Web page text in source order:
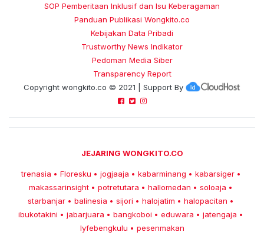
SOP Pemberitaan Inklusif dan Isu Keberagaman
Panduan Publikasi Wongkito.co
Kebijakan Data Pribadi
Trustworthy News Indikator
Pedoman Media Siber
Transparency Report
Copyright wongkito.co © 2021 | Support By
JEJARING WONGKITO.CO
trenasia • Floresku • jogjaaja • kabarminang • kabarsiger •
makassarinsight • potretutara • hallomedan • soloaja •
starbanjar • balinesia • sijori • halojatim • halopacitan •
ibukotakini • jabarjuara • bangkoboi • eduwara • jatengaja •
lyfebengkulu • pesenmakan